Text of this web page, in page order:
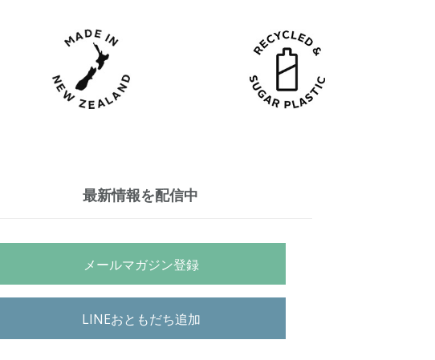
最新情報を配信中
メールマガジン登録
LINEおともだち追加